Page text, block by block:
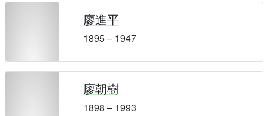
廖進平
1895 – 1947
廖朝樹
1898 – 1993